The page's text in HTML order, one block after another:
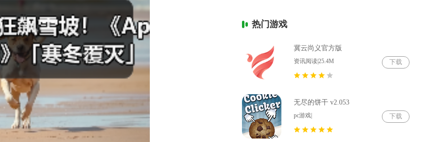
热门游戏
冀云尚义官方版
资讯阅读|25.4M 下载
无尽的饼干 v2.053
pc游戏| 下载